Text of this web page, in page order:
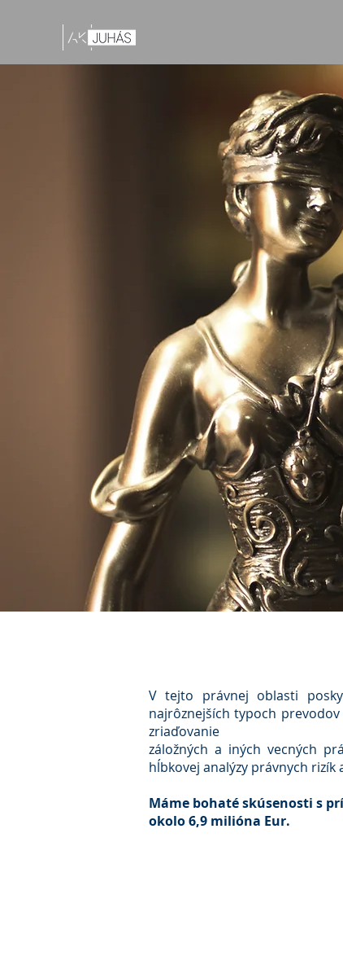
V tejto právnej oblasti
najrôznejších typoch
zriaďovanie
záložných a iných vecných
hĺbkovej analýzy právnych
Máme bohaté skúsenosti s
okolo 6,9 milióna Eur.